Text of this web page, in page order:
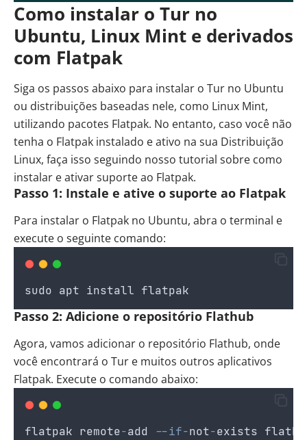
Como instalar o Tur no
Ubuntu, Linux Mint e derivados
com Flatpak
Siga os passos abaixo para instalar o Tur no Ubuntu
ou distribuições baseadas nele, como Linux Mint,
utilizando pacotes Flatpak. No entanto, caso você não
tenha o Flatpak instalado e ativo na sua Distribuição
Linux, faça isso seguindo nosso tutorial sobre como
instalar e ativar suporte ao Flatpak.
Passo 1: Instale e ative o suporte ao Flatpak
Para instalar o Flatpak no Ubuntu, abra o terminal e
execute o seguinte comando:
sudo apt install flatpak
Passo 2: Adicione o repositório Flathub
Agora, vamos adicionar o repositório Flathub, onde
você encontrará o Tur e muitos outros aplicativos
Flatpak. Execute o comando abaixo:
flatpak remote-add --if-not-exists